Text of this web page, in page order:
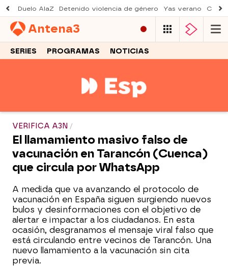
Duelo AlaZ Detenido violencia de género Yas verano
Antena3
SERIES PROGRAMAS NOTICIAS
VERIFICA A3N
El llamamiento masivo falso de
vacunación en Tarancón (Cuenca)
que circula por WhatsApp
A medida que va avanzando el protocolo de
vacunación en España siguen surgiendo nuevos
bulos y desinformaciones con el objetivo de
alertar e impactar a los ciudadanos. En esta
ocasión, desgranamos el mensaje viral falso que
está circulando entre vecinos de Tarancón. Una
nuevo llamamiento a la vacunación sin cita
previa.